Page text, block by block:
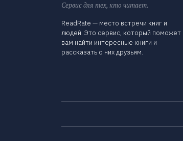
Сервис для тех, кто читает.
ReadRate — место встречи книг и
людей. Это сервис, который поможет
вам найти интересные книги и
рассказать о них друзьям.